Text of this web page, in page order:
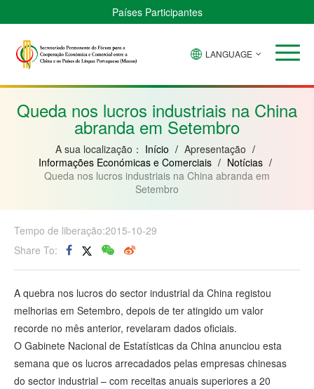
Países Participantes
Verde
Bissau
Guiné
Moçambique
LANGUAGE
Queda nos lucros industriais na China
abranda em Setembro
A sua localização： Início / Apresentação /
Informações Económicas e Comerciais / Notícias /
Queda nos lucros industriais na China abranda em
Setembro
Tempo de liberação:2015-10-29
Share To:
A quebra nos lucros do sector industrial da China registou
melhorias em Setembro, depois de ter atingido um valor
recorde no mês anterior, revelaram dados oficiais.
O Gabinete Nacional de Estatísticas da China anunciou esta
semana que os lucros arrecadados pelas empresas chinesas
do sector industrial – com receitas anuais superiores a 20